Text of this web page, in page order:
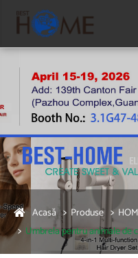
Acasă Produse
Umbrela pentru animale de